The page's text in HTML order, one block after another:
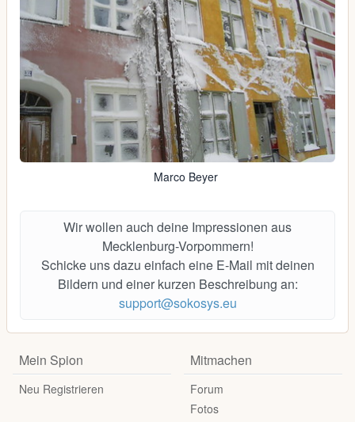
Marco Beyer
Wir wollen auch deine Impressionen aus
Mecklenburg-Vorpommern!
Schicke uns dazu einfach eine E-Mail mit deinen
Bildern und einer kurzen Beschreibung an:
support@sokosys.eu
Mein Spion
Neu Registrieren
Mitmachen
Forum
Fotos